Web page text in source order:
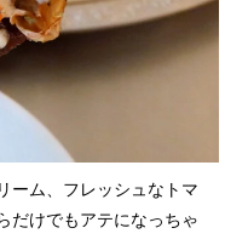
ーム、フレッシュなトマ
だけでもアテになっちゃ